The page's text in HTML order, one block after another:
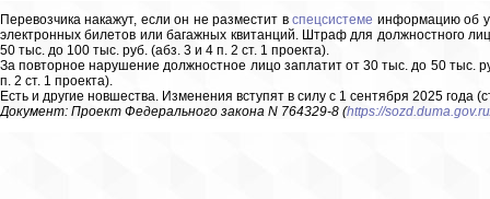
Перевозчика накажут, если он не разместит вспецсистеме информацию об
электронных билетов или багажных квитанций. Штраф для должностного
50 тыс. до 100 тыс. руб. (абз. 3 и 4 п. 2 ст. 1 проекта).
За повторное нарушение должностное лицо заплатит от 30 тыс. до 50 тыс.
п. 2 ст. 1 проекта).
Есть и другие новшества. Изменения вступят в силу с 1 сентября 2025 года
Документ: Проект Федерального закона N 764329-8 (https://